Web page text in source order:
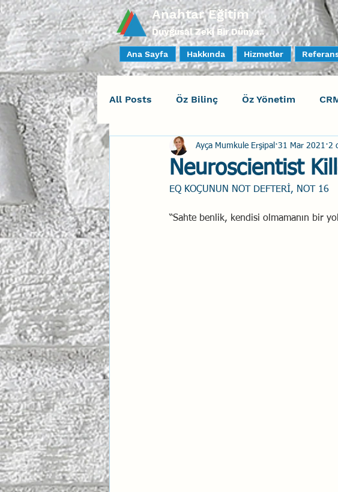
Anahtar Eğitim
Duygusal Zeki Bir Dünya..
Ana Sayfa Hakkında Hizmetler
All Posts Öz Bilinç Öz Yönetim
Sosyal Bilinç İlişki Yönetimi
Yaratıcı Drama İnsan Faktörleri -
Neuroscientist
Ayça Mumkule Erşipal 31 Mar 2021 2
EQ KOÇUNUN NOT DEFTERİ, NOT 16
“Sahte benlik, kendisi olmamanın bir